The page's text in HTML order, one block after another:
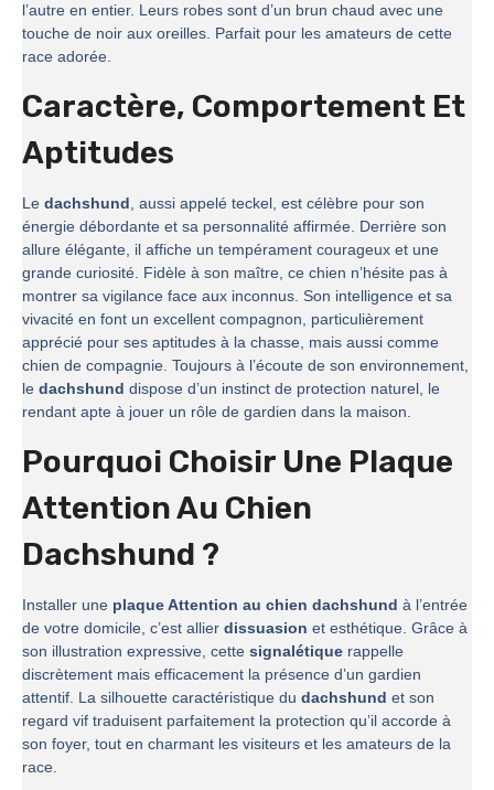
l’autre en entier. Leurs robes sont d’un brun chaud avec une
touche de noir aux oreilles. Parfait pour les amateurs de cette
race adorée.
Caractère, Comportement Et
Aptitudes
Le dachshund, aussi appelé teckel, est célèbre pour son
énergie débordante et sa personnalité affirmée. Derrière son
allure élégante, il affiche un tempérament courageux et une
grande curiosité. Fidèle à son maître, ce chien n’hésite pas à
montrer sa vigilance face aux inconnus. Son intelligence et sa
vivacité en font un excellent compagnon, particulièrement
apprécié pour ses aptitudes à la chasse, mais aussi comme
chien de compagnie. Toujours à l’écoute de son environnement,
le dachshund dispose d’un instinct de protection naturel, le
rendant apte à jouer un rôle de gardien dans la maison.
Pourquoi Choisir Une Plaque
Attention Au Chien
Dachshund ?
Installer une plaque Attention au chien dachshund à l’entrée
de votre domicile, c’est allier dissuasion et esthétique. Grâce à
son illustration expressive, cette signalétique rappelle
discrètement mais efficacement la présence d’un gardien
attentif. La silhouette caractéristique du dachshund et son
regard vif traduisent parfaitement la protection qu’il accorde à
son foyer, tout en charmant les visiteurs et les amateurs de la
race.